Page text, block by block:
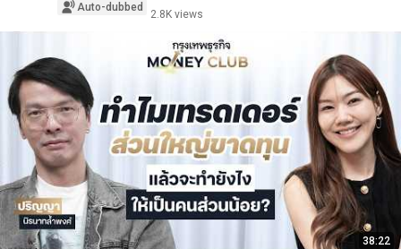
Auto-dubbed
2.8K views
38:22